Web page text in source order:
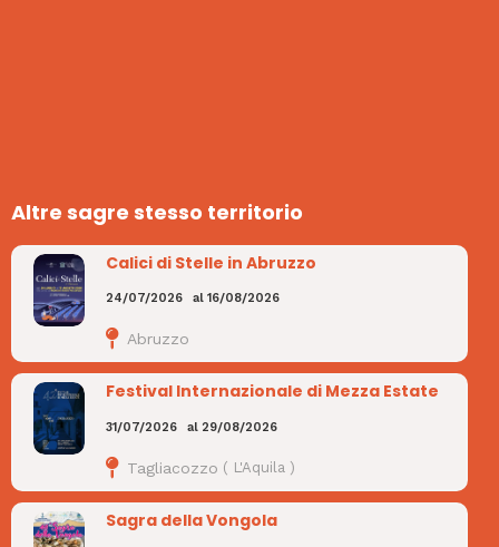
Altre sagre stesso territorio
Calici di Stelle in Abruzzo
24/07/2026 al16/08/2026
Abruzzo
Festival Internazionale di Mezza Estate
31/07/2026 al 29/08/2026
Tagliacozzo ( L'Aquila )
Sagra della Vongola